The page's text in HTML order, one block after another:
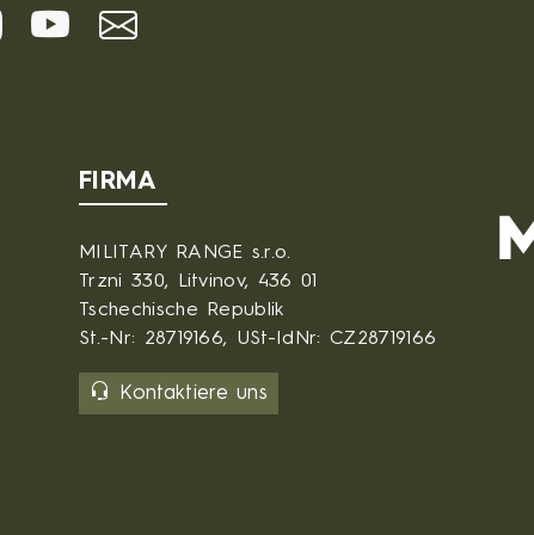
FIRMA
MILITARY RANGE s.r.o.
Trzni 330, Litvinov, 436 01
Tschechische Republik
St.-Nr: 28719166, USt-IdNr: CZ28719166
Kontaktiere uns